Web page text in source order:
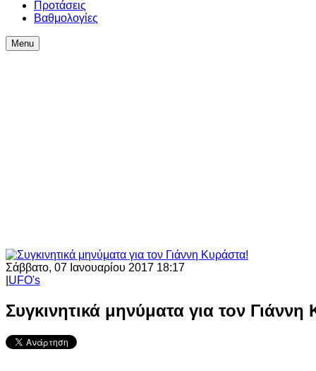
Προτάσεις
Βαθμολογίες
Menu
Σάββατο, 07 Ιανουαρίου 2017 18:17
UFO's
Συγκινητικά μηνύματα για τον